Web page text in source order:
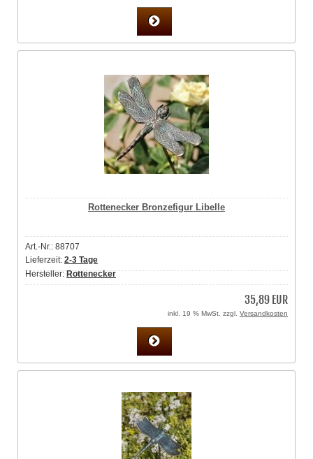
Rottenecker Bronzefigur Libelle
Art.-Nr.: 88707
Lieferzeit: 2-3 Tage
Hersteller:Rottenecker
35,89 EUR
inkl. 19 % MwSt. zzgl. Versandkosten